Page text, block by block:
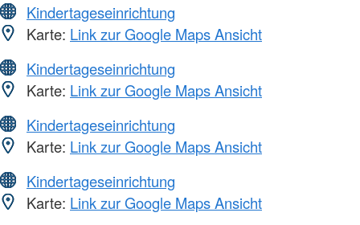
Kindertageseinrichtung
Karte: Link zur Google Maps Ansicht
Kindertageseinrichtung
Karte: Link zur Google Maps Ansicht
Kindertageseinrichtung
Karte: Link zur Google Maps Ansicht
Kindertageseinrichtung
Karte: Link zur Google Maps Ansicht